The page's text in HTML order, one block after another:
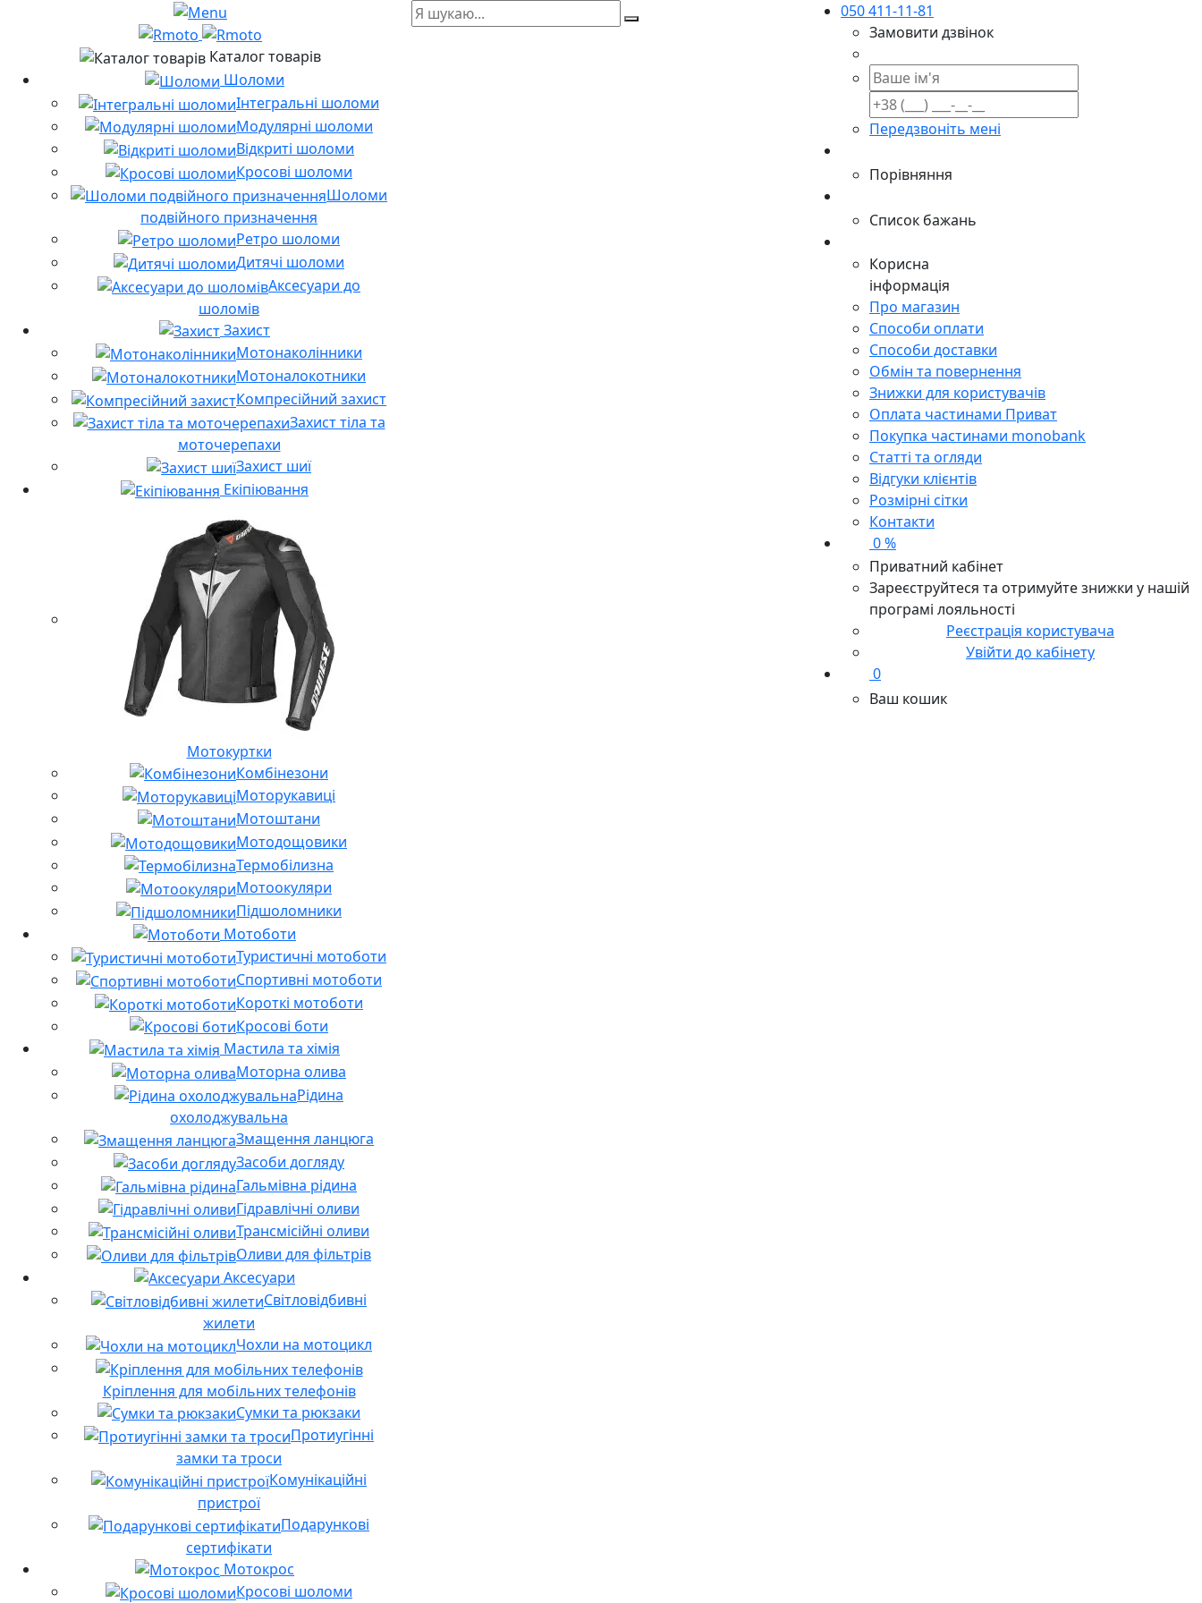
Каталог товарів
Шоломи
Інтегральні шоломи
Модулярні шоломи
Відкриті шоломи
Кросові шоломи
Шоломи
подвійного призначення
Ретро шоломи
Дитячі шоломи
Аксесуари до
шоломів
Захист
Мотонаколінники
Мотоналокотники
Компресійний захист
Захист тіла та
моточерепахи
Захист шиї
Екіпіювання
Мотокуртки
Комбінезони
Моторукавиці
Мотоштани
Мотодощовики
Термобілизна
Мотоокуляри
Підшоломники
Мотоботи
Туристичні мотоботи
Спортивні мотоботи
Короткі мотоботи
Кросові боти
Мастила та хімія
Моторна олива
Рідина
охолоджувальна
Змащення ланцюга
Засоби догляду
Гальмівна рідина
Гідравлічні оливи
Трансмісійні оливи
Оливи для фільтрів
Аксесуари
Світловідбивні
жилети
Чохли на мотоцикл
Кріплення для мобільних телефонів
Сумки та рюкзаки
Протиугінні
замки та троси
Комунікаційні
пристрої
Подарункові
сертифікати
Мотокрос
Кросові шоломи
050 411-11-81
Замовити дзвінок
Передзвоніть мені
Порівняння
Список бажань
Корисна
інформація
Про магазин
Способи оплати
Способи доставки
Обмін та повернення
Знижки для користувачів
Оплата частинами Приват
Покупка частинами monobank
Статті та огляди
Відгуки клієнтів
Розмірні сітки
Контакти
0 %
Приватний кабінет
Зареєструйтеся та отримуйте знижки у нашій
програмі лояльності
Реєстрація користувача
Увійти до кабінету
0
Ваш кошик